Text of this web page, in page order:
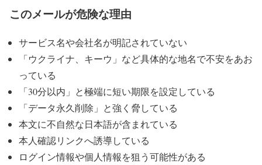
このメールが危険な理由
サービス名や会社名が明記されていない
「ウクライナ、キーウ」など具体的な地名で不安をあお
っている
「30分以内」と極端に短い期限を設定している
「データ永久削除」と強く脅している
本文に不自然な日本語が含まれている
本人確認リンクへ誘導している
ログイン情報や個人情報を狙う可能性がある